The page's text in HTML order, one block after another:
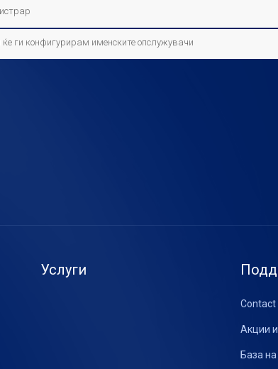
ќе ги конфигурирам именските опслужувачи
Услуги
Contact
Акции
База